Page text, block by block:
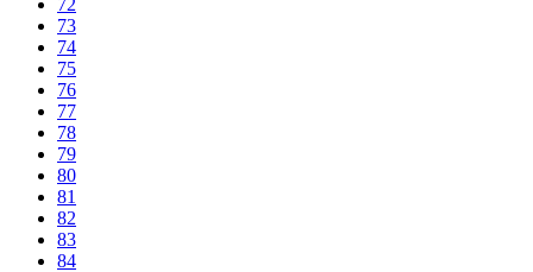
73
74
75
76
77
78
79
80
81
82
83
84